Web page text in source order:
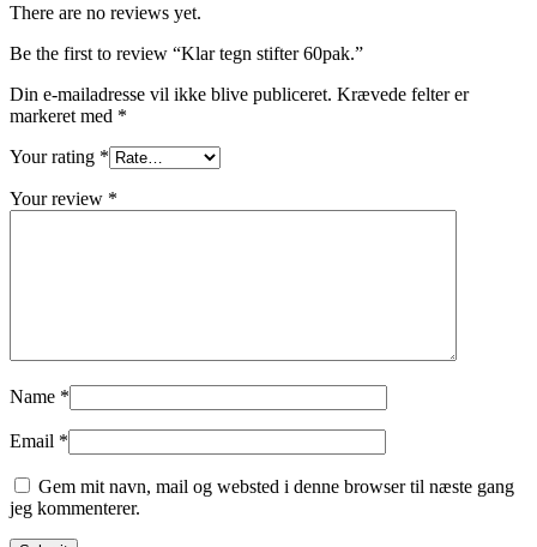
There are no reviews yet.
Be the first to review “Klar tegn stifter 60pak.”
Din e-mailadresse vil ikke blive publiceret. Krævede felter er
markeret med *
Your rating *
Your review *
Name *
Email *
Gem mit navn, mail og websted i denne browser til næste gang
jeg kommenterer.